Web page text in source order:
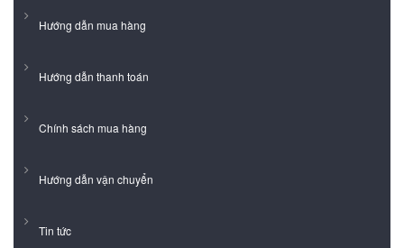
Hướng dẫn mua hàng
Hướng dẫn thanh toán
Chính sách mua hàng
Hướng dẫn vận chuyển
Tin tức